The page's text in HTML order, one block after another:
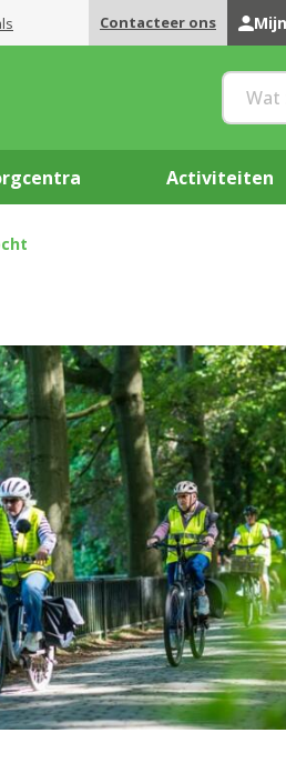
Contacteer ons
Activiteiten